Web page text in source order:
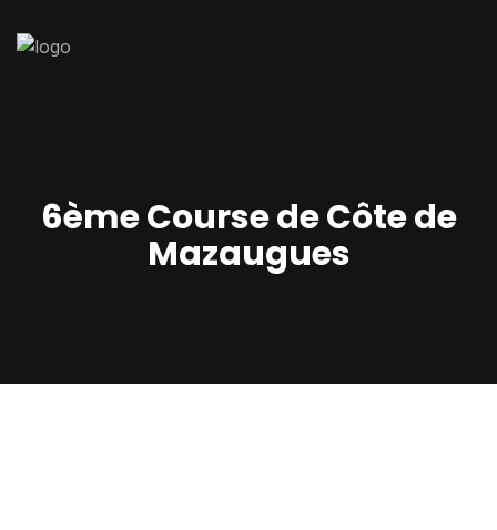
6ème Course de Côte de
Mazaugues